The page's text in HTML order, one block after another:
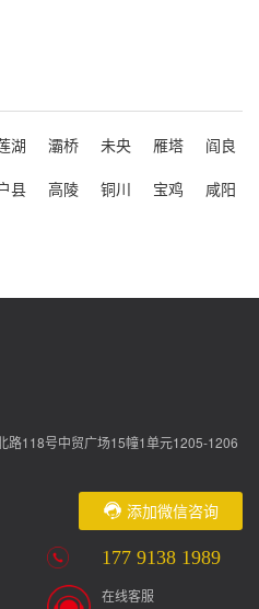
湖 灞桥 未央 雁塔
阎良
县 高陵 铜川 宝鸡
咸阳
路118号中贸广场15幢1单元1205-1206
添加微信咨询
177 9138 1989
在线客服